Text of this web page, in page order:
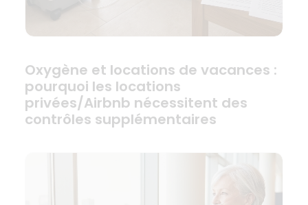
Oxygène et locations de vacances :
pourquoi les locations
privées/Airbnb nécessitent des
contrôles supplémentaires